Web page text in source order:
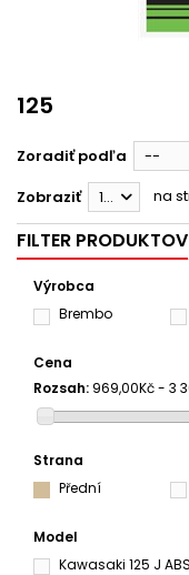
125
Zoradiť podľa
--
Zobraziť
12 na
FILTER PRODUKTOV
Výrobca
Brembo
Cena
Rozsah: 969,00Kč - 3
Strana
Přední
Model
Kawasaki 125 J